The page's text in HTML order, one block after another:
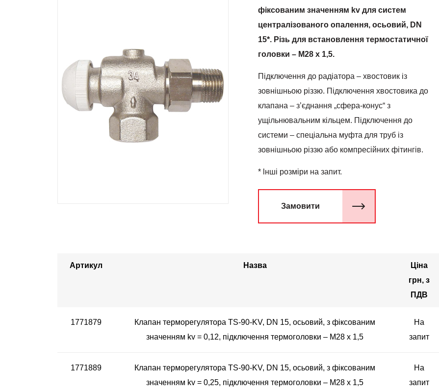
фіксованим значенням kv для систем
централізованого опалення, осьовий, DN
15*. Різь для встановлення термостатичної
головки – М28 х 1,5.
Підключення до радіатора – хвостовик із
зовнішньою різзю. Підключення хвостовика до
клапана – з’єднання „сфера-конус“ з
ущільнювальним кільцем. Підключення до
системи – спеціальна муфта для труб із
зовнішньою різзю або компресійних фітингів.
* lншi розміри на запит.
Замовити
Артикул Назва
Ціна
грн, з
ПДВ
1771879
Клапан терморегулятора TS-90-KV, DN 15, осьовий, з фіксованим
значенням kv = 0,12, підключення термоголовки – М28 х 1,5
На
запит
1771889
Клапан терморегулятора TS-90-KV, DN 15, осьовий, з фіксованим
значенням kv = 0,25, підключення термоголовки – М28 х 1,5
На
запит